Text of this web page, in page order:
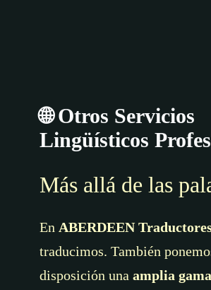
🌐 Otros Servicios
Lingüísticos
Más allá de las
En ABERDEEN
traducimos. También
disposición una amplia